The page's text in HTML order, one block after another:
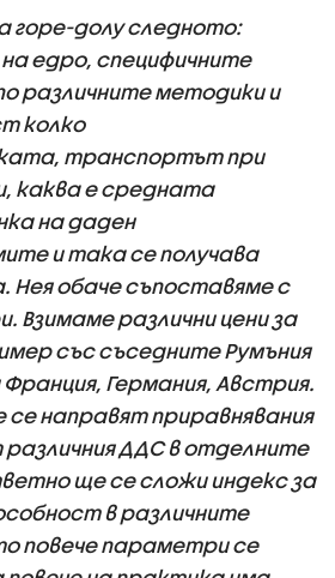
горе-долу следното:
едро, специфичните
различните методики и
колко
транспортът при
каква е средната
на даден
и така се получава
Нея обаче съпоставяме с
Взимаме различни цени за
със съседните Румъния
Франция, Германия, Австрия.
се направят приравнявания
ДДС в отделните
ще се сложи индекс за
в различните
повече параметри се